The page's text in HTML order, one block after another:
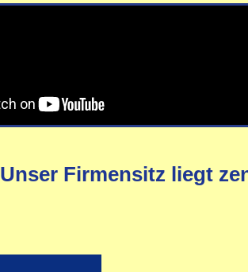
Unser Firmensitz liegt